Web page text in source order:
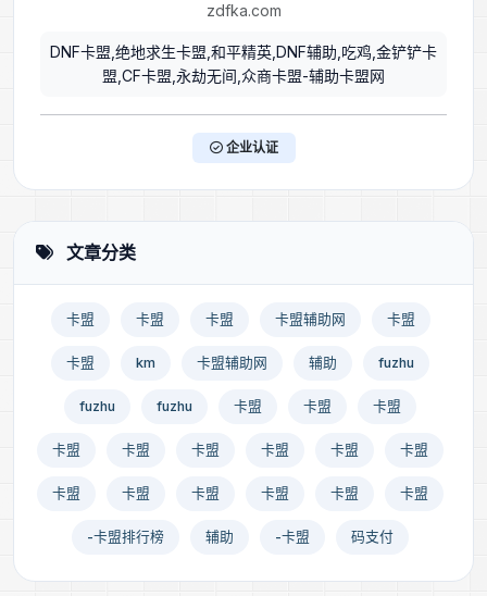
zdfka.com
DNF卡盟,绝地求生卡盟,和平精英,DNF辅助,吃鸡,金铲铲卡
盟,CF卡盟,永劫无间,众商卡盟-辅助卡盟网
企业认证
文章分类
卡盟 卡盟 卡盟 卡盟辅助网 卡盟
卡盟 km 卡盟辅助网 辅助 fuzhu
fuzhu fuzhu 卡盟 卡盟 卡盟
卡盟 卡盟 卡盟 卡盟 卡盟 卡盟
卡盟 卡盟 卡盟 卡盟 卡盟 卡盟
-卡盟排行榜 辅助 -卡盟 码支付